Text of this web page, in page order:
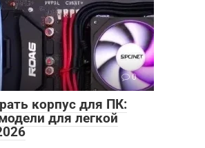
0
корпус для ПК:
для легкой